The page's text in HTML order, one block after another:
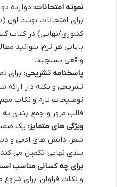
نمونه امتحانات:
برای امتحانات نوبت
کشوری/نهایی) در کتاب
پایانی هر ترم، بتوانید
واقعی بسنجید.
پاسخنامه تشریحی: برای
تشریحی و نکته دار
توضیحات لازم و نکات مهم
قالب مرور و جمع بندی
ویژگی های متمایز: یک
شعر، دانش های ادبی و
بندی نهایی تکمیل می
برای چه کسانی مناسب
و نکات فراوان، برای